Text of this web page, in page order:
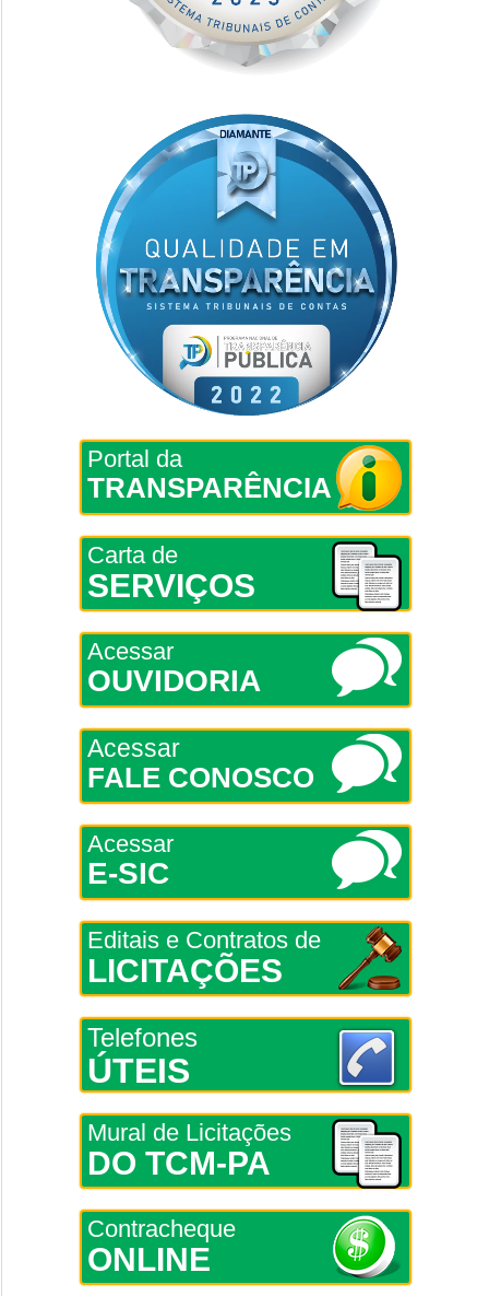
Portal da
TRANSPARÊNCIA
Carta de
SERVIÇOS
Acessar
OUVIDORIA
Acessar
FALE CONOSCO
Acessar
E-SIC
Editais e Contratos de
LICITAÇÕES
Telefones
ÚTEIS
Mural de Licitações
DO TCM-PA
Contracheque
ONLINE